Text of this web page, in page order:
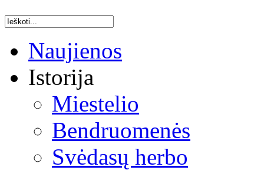
Naujienos
Istorija
Miestelio
Bendruomenės
Svėdasų herbo